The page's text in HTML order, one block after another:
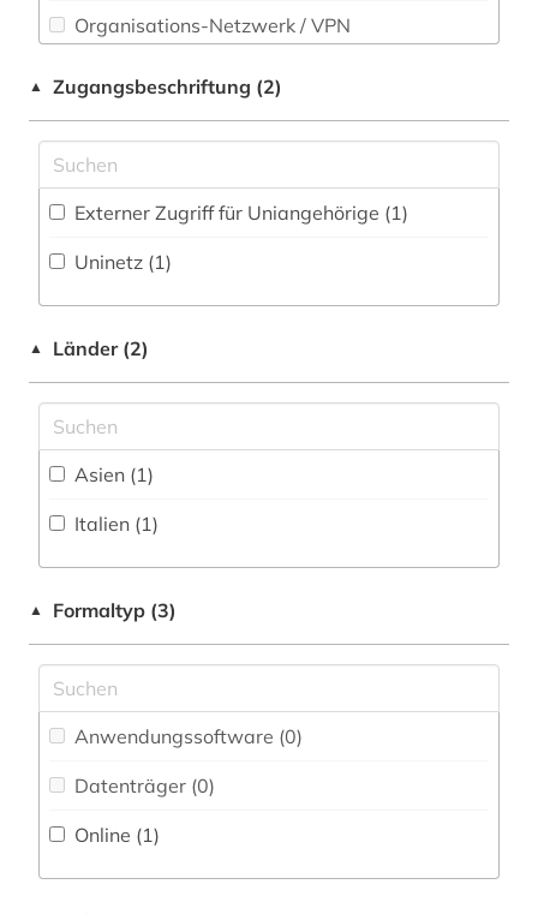
Fertigungstechnik (0)
Wissenschaftskunde, Forschung, Hochschul-,
Organisations-Netzwerk / VPN
Shibboleth (1)
Zugriff vor Ort
▲ Zugangsbeschriftung (2)
Externer Zugriff für Uniangehörige (1)
Uninetz (1)
▲ Länder (2)
Asien (1)
Italien (1)
▲ Formaltyp (3)
Anwendungssoftware (0)
Datenträger (0)
Online (1)